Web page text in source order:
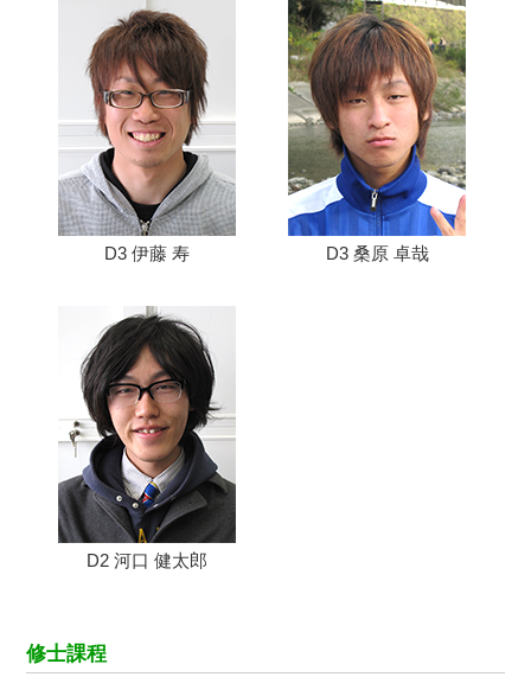
D3 伊藤 寿 D3 桑原 卓哉
D2 河口 健太郎
修士課程